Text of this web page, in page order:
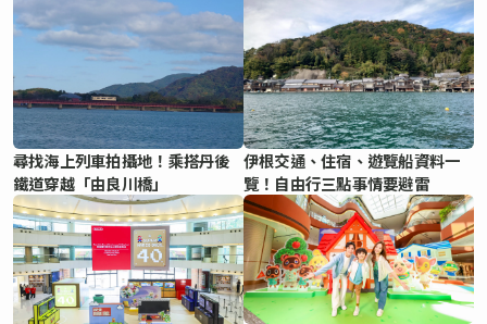
尋找海上列車拍攝地！乘搭丹後
鐵道穿越「由良川橋」
伊根交通、住宿、遊覽船資料一
覽！自由行三點事情要避雷